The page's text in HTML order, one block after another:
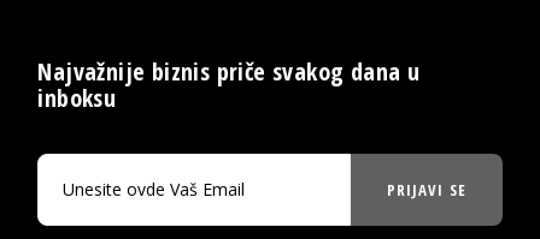
Najvažnije biznis priče svakog dana u
inboksu
PRIJAVI SE